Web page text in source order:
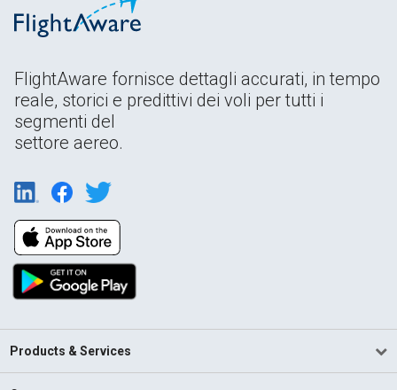
FlightAware fornisce dettagli accurati, in tempo
reale, storici e predittivi dei voli per tutti i
segmenti del
settore aereo.
Products & Services